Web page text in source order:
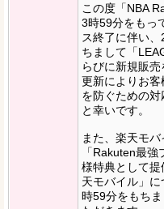
この度「NBA
3時59分をもっ
ス終了に伴い
ちまして「
らびに新規販
更新によりお客
を防ぐための
と幸いです。
また、楽天モ
「Rakuten最
様特典として提
天モバイル」
時59分をもち